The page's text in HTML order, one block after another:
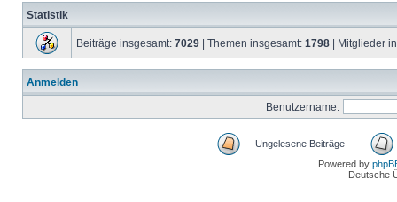
Statistik
Beiträge insgesamt: 7029 | Themen insgesamt: 1798 | Mitglieder
Anmelden
Benutzername:
Ungelesene Beiträge
Powered by
Deutsche